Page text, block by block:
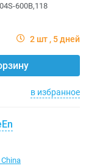
600B,118
2 шт 5 дней
в избранное